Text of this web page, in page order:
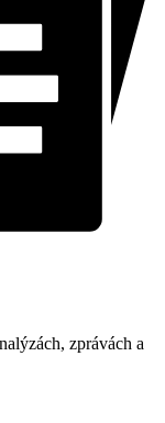
zprávách a